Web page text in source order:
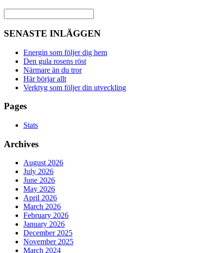
SENASTE INLÄGGEN
Energin som följer dig hem
Den gula rosens röst
Närmare än du tror
Här börjar allt
Verktyg som följer din utveckling
Pages
Stats
Archives
August 2026
July 2026
June 2026
May 2026
April 2026
March 2026
February 2026
January 2026
December 2025
November 2025
March 2024